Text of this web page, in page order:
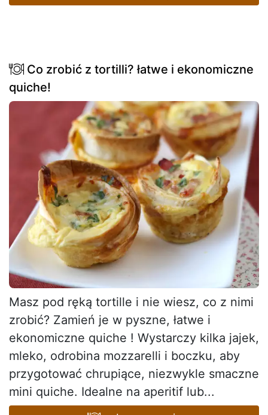
Co zrobić z tortilli? łatwe i ekonomiczne
quiche!
Masz pod ręką tortille i nie wiesz, co z nimi
zrobić? Zamień je w pyszne, łatwe i
ekonomiczne quiche ! Wystarczy kilka jajek,
mleko, odrobina mozzarelli i boczku, aby
przygotować chrupiące, niezwykle smaczne
mini quiche. Idealne na aperitif lub...